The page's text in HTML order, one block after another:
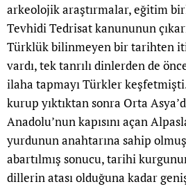
arkeolojik araştırmalar, eğitim
Tevhidi Tedrisat kanununun
Türklük bilinmeyen bir tarihten
vardı, tek tanrılı dinlerden de
ilaha tapmayı Türkler
kurup yıktıktan sonra Orta
Anadolu’nun kapısını açan
yurdunun anahtarına sahip
abartılmış sonucu, tarihi
dillerin atası olduğuna kadar